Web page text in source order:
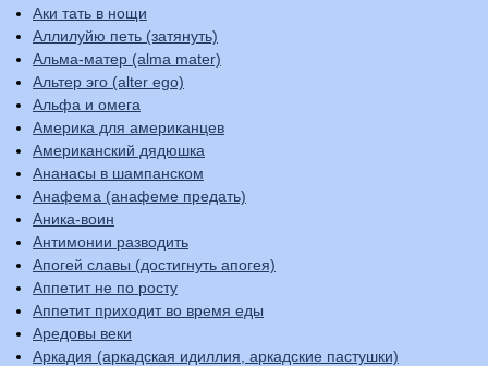
Аки тать в нощи
Аллилуйю петь (затянуть)
Альма-матер (alma mater)
Альтер эго (alter ego)
Альфа и омега
Америка для американцев
Американский дядюшка
Ананасы в шампанском
Анафема (анафеме предать)
Аника-воин
Антимонии разводить
Апогей славы (достигнуть апогея)
Аппетит не по росту
Аппетит приходит во время еды
Аредовы веки
Аркадия (аркадская идиллия, аркадские пастушки)